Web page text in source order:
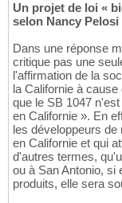
Un projet de loi «
selon Nancy Pelosi
Dans une réponse
critique pas une
l'affirmation de la
la Californie à
que le SB 1047
en Californie ». En
les développeurs
en Californie et qui
d'autres termes,
ou à San Antonio, si
produits, elle sera